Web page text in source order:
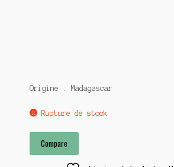
Origine : Madagascar
Rupture de stock
Compare